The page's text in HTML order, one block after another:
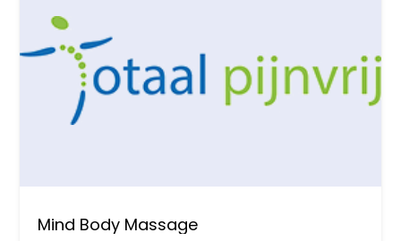
Mind Body Massage